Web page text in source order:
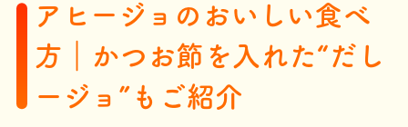
アヒージョのおいしい食べ
方｜かつお節を入れた“だし
ージョ”もご紹介